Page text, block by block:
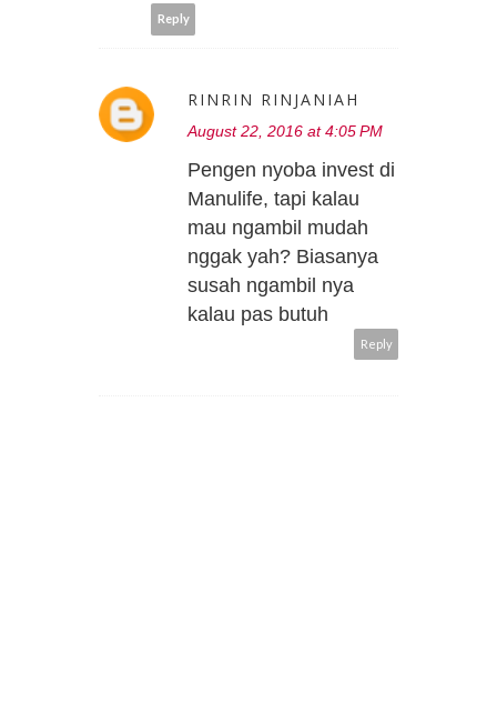
Reply
RINRIN RINJANIAH
August 22, 2016 at 4:05 PM
Pengen nyoba invest di
Manulife, tapi kalau
mau ngambil mudah
nggak yah? Biasanya
susah ngambil nya
kalau pas butuh
Reply